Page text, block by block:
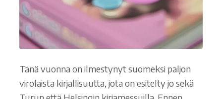
Tänä vuonna on ilmestynyt suomeksi paljon
virolaista kirjallisuutta, jota on esitelty jo sekä